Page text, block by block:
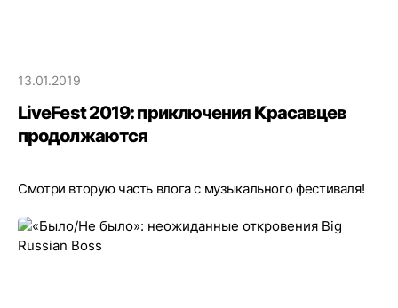
13.01.2019
LiveFest 2019: приключения Красавцев
продолжаются
Смотри вторую часть влога с музыкального фестиваля!